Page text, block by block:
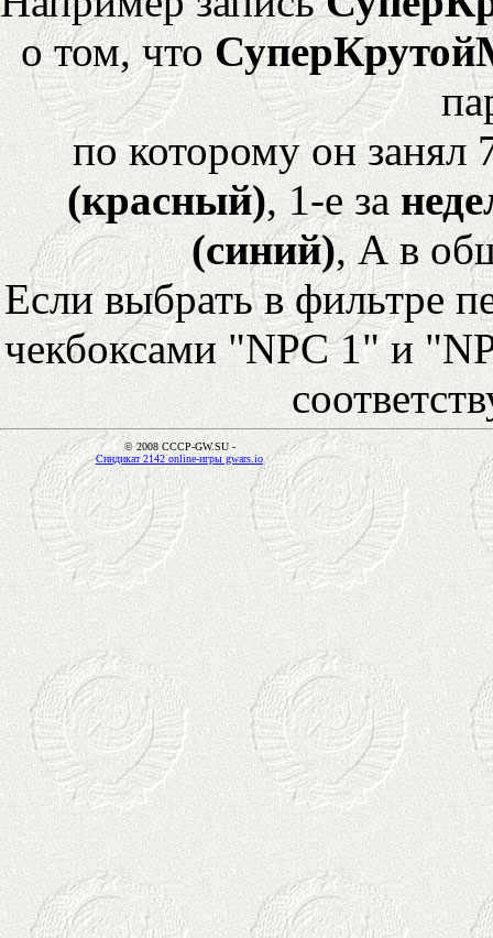
о том, что
по которому он
(красный), 1-е за
(синий), А в
Если выбрать в фильтре
чекбоксами "NPC 1" и
© 2008 CCCP-GW.SU -
Синдикат 2142 online-игры gwars.io